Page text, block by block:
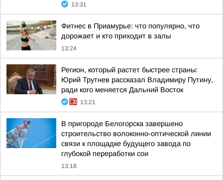
13:31
Фитнес в Приамурье: что популярно, что
дорожает и кто приходит в залы
13:24
Регион, который растет быстрее страны:
Юрий Трутнев рассказал Владимиру Путину,
ради кого меняется Дальний Восток
13:21
В пригороде Белогорска завершено
строительство волоконно-оптической линии
связи к площадке будущего завода по
глубокой переработки сои
13:18